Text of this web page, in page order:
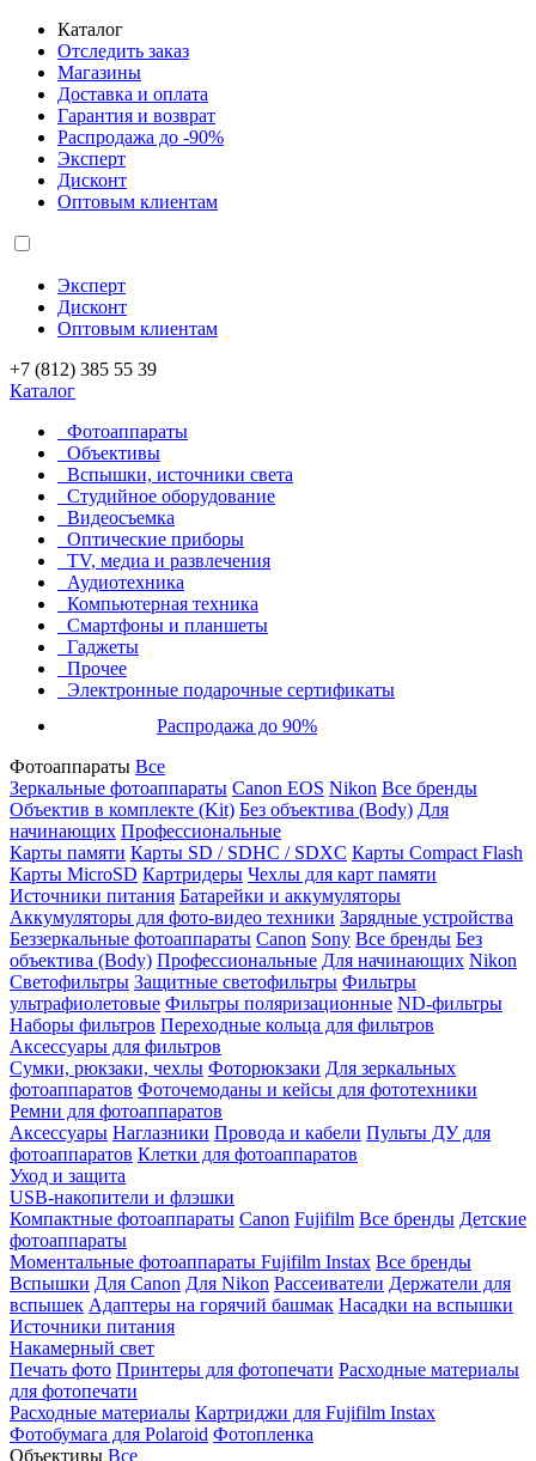
Каталог
Отследить заказ
Магазины
Доставка и оплата
Гарантия и возврат
Распродажа до -90%
Эксперт
Дисконт
Оптовым клиентам
Эксперт
Дисконт
Оптовым клиентам
+7 (812) 385 55 39
Каталог
Фотоаппараты
Объективы
Вспышки, источники света
Студийное оборудование
Видеосъемка
Оптические приборы
TV, медиа и развлечения
Аудиотехника
Компьютерная техника
Смартфоны и планшеты
Гаджеты
Прочее
Электронные подарочные сертификаты
Распродажа до 90%
Фотоаппараты Все
Зеркальные фотоаппараты Canon EOS Nikon Все бренды
Объектив в комплекте (Kit) Без объектива (Body) Для
начинающих Профессиональные
Карты памяти Карты SD / SDHC / SDXC Карты Compact Flash
Карты MicroSD Картридеры Чехлы для карт памяти
Источники питания Батарейки и аккумуляторы
Аккумуляторы для фото-видео техники Зарядные устройства
Беззеркальные фотоаппараты Canon Sony Все бренды Без
объектива (Body) Профессиональные Для начинающих Nikon
Светофильтры Защитные светофильтры Фильтры
ультрафиолетовые Фильтры поляризационные ND-фильтры
Наборы фильтров Переходные кольца для фильтров
Аксессуары для фильтров
Сумки, рюкзаки, чехлы Фоторюкзаки Для зеркальных
фотоаппаратов Фоточемоданы и кейсы для фототехники
Ремни для фотоаппаратов
Аксессуары Наглазники Провода и кабели Пульты ДУ для
фотоаппаратов Клетки для фотоаппаратов
Уход и защита
USB-накопители и флэшки
Компактные фотоаппараты Canon Fujifilm Все бренды Детские
фотоаппараты
Моментальные фотоаппараты Fujifilm Instax Все бренды
Вспышки Для Canon Для Nikon Рассеиватели Держатели для
вспышек Адаптеры на горячий башмак Насадки на вспышки
Источники питания
Накамерный свет
Печать фото Принтеры для фотопечати Расходные материалы
для фотопечати
Расходные материалы Картриджи для Fujifilm Instax
Фотобумага для Polaroid Фотопленка
Объективы Все